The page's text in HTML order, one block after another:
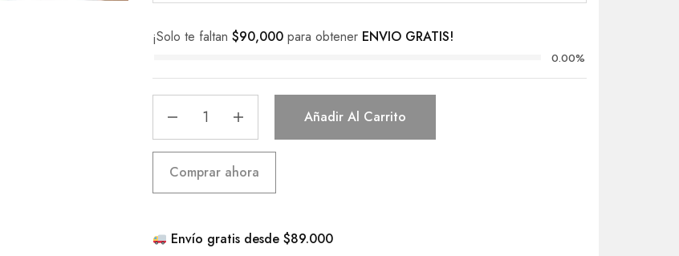
¡Solo te faltan $90,000para obtener ENVIO GRATIS!
0.00%
Añadir Al Carrito
Comprar ahora
Envío gratis desde $89.000